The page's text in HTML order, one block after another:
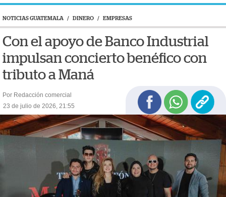
NOTICIAS GUATEMALA / DINERO / EMPRESAS
Con el apoyo de Banco Industrial
impulsan concierto benéfico con
tributo a Maná
Por Redacción comercial
23 de julio de 2026, 21:55